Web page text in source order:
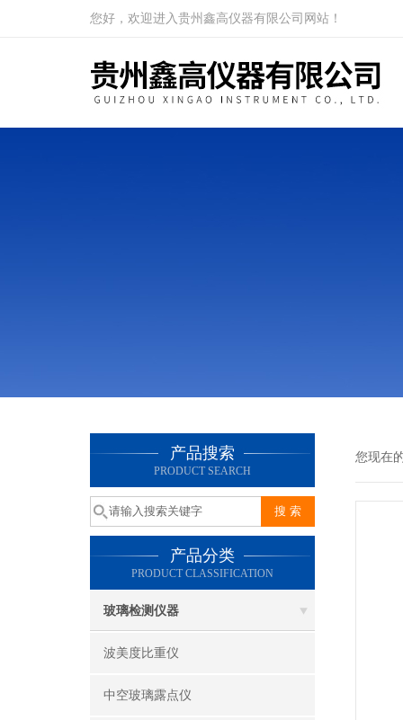
您好，欢迎进入贵州鑫高仪器有限公司网站！
产品搜索
PRODUCT SEARCH
产品分类
PRODUCT CLASSIFICATION
玻璃检测仪器
波美度比重仪
中空玻璃露点仪
您现在